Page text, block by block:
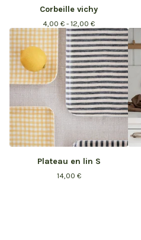
Corbeille vichy
4,00 € - 12,00 €
Plateau en lin S
14,00 €